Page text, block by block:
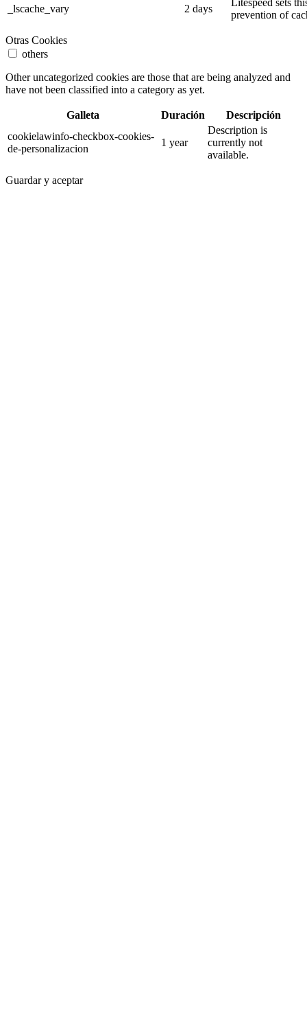
_lscache_vary 2 days
Litespeed sets
prevention of
Otras Cookies
others
Other uncategorized cookies are those that are being analyzed and
have not been classified into a category as yet.
Galleta Duración
Descripción
cookielawinfo-checkbox-cookies-
de-personalizacion
1 year
Description is
currently not
available.
Guardar y aceptar